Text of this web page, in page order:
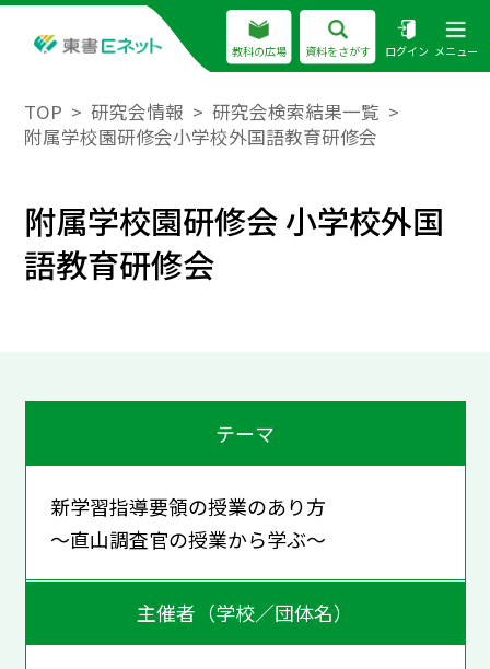
教科の広場 資料をさがす ログイン メニュー
TOP 研究会情報
研究会検索結果一覧
附属学校園研修会小学校外国語教育研修会
附属学校園研修会 小学校外国
語教育研修会
テーマ
新学習指導要領の授業のあり方
～直山調査官の授業から学ぶ～
主催者（学校／団体名）